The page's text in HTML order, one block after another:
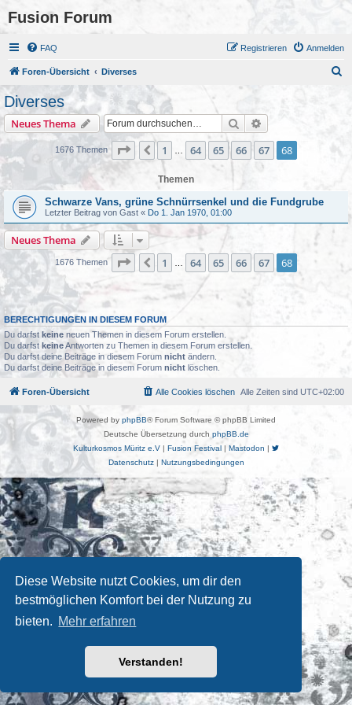
Diese Website nutzt Cookies, um dir den
bestmöglichen Komfort bei der Nutzung zu
bieten. Mehr erfahren
Verstanden!
Fusion Forum
FAQ Anmelden
Registrieren
Foren-Übersicht Diverses
Diverses
Neues Thema Suche
1676 Themen Seite 68 von68
Vorherige
1 64 65 66 67 68
Themen
Schwarze Vans, grüne Schnürrsenkel und die Fundgrube
Letzter Beitrag von Gast « Do 1. Jan 1970, 01:00
Neues Thema
1676 Themen Seite 68 von68
Vorherige
1 64 65 66 67 68
BERECHTIGUNGEN IN DIESEM FORUM
Du darfst keine neuen Themen in diesem Forum erstellen.
Du darfst keineAntworten zu Themen in diesem Forum erstellen.
Du darfst deine Beiträge in diesem Forum nicht ändern.
Du darfst deine Beiträge in diesem Forum nicht löschen.
Foren-Übersicht Alle Zeiten sind UTC+02:00
Alle Cookies löschen
Powered by phpBB® Forum Software © phpBB Limited
Deutsche Übersetzung durch phpBB.de
Kulturkosmos Müritz e.V | Fusion Festival | Mastodon |
Datenschutz| Nutzungsbedingungen